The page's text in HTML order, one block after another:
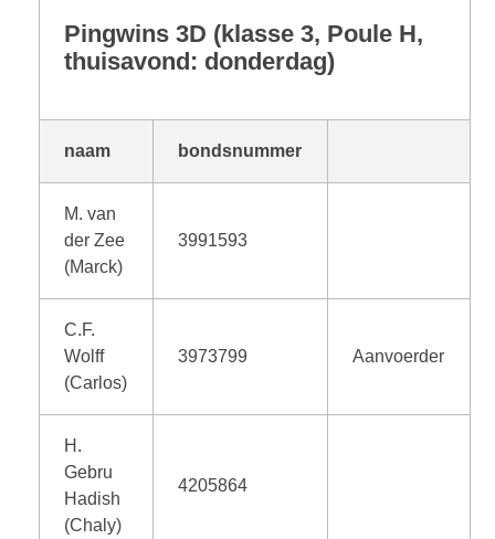
Pingwins 3D (klasse 3, Poule H,
thuisavond: donderdag)
naam bondsnummer
M. van
der Zee
(Marck)
3991593
C.F.
Wolff
(Carlos)
3973799 Aanvoerder
H.
Gebru
Hadish
(Chaly)
4205864